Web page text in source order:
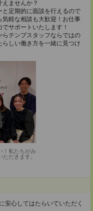
ませんか？
定期的に面談を行えるので
軽な相談も大歓迎！お仕事
サポートいたします！
テンプスタッフならではの
しい働き方を一緒に見つけ
！私たちがみ
だきます。
安心してはたらいていただく